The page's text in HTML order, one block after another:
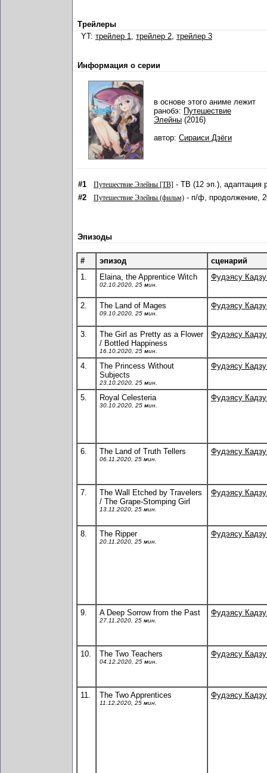
Трейлеры
YT: трейлер 1, трейлер 2, трейлер 3
Информация о серии
в основе этого аниме лежит
ранобэ: Путешествие
Элейны (2016)
автор: Сираиси Дзёги
#1 Путешествие Элейны [ТВ] - ТВ (12 эп.), адаптация
#2
Путешествие Элейны (фильм) - п/ф, продолжение,
Эпизоды
# эпизод
сценарий
1.
Elaina, the Apprentice Witch
02.10.2020, 25 мин.
Фудэясу
2. The Land of Mages
09.10.2020, 25 мин.
Фудэясу
3.
The Girl as Pretty as a Flower
/ Bottled Happiness
16.10.2020, 25 мин.
Фудэясу
4.
The Princess Without
Subjects
23.10.2020, 25 мин.
Фудэясу
5. Royal Celesteria
30.10.2020, 25 мин.
Фудэясу
6. The Land of Truth Tellers
06.11.2020, 25 мин.
Фудэясу
7.
The Wall Etched by Travelers
/ The Grape-Stomping Girl
13.11.2020, 25 мин.
Фудэясу
8. The Ripper
20.11.2020, 25 мин.
Фудэясу
9. A Deep Sorrow from the Past
27.11.2020, 25 мин.
Фудэясу
10. The Two Teachers
04.12.2020, 25 мин.
Фудэясу
11. The Two Apprentices
11.12.2020, 25 мин.
Фудэясу